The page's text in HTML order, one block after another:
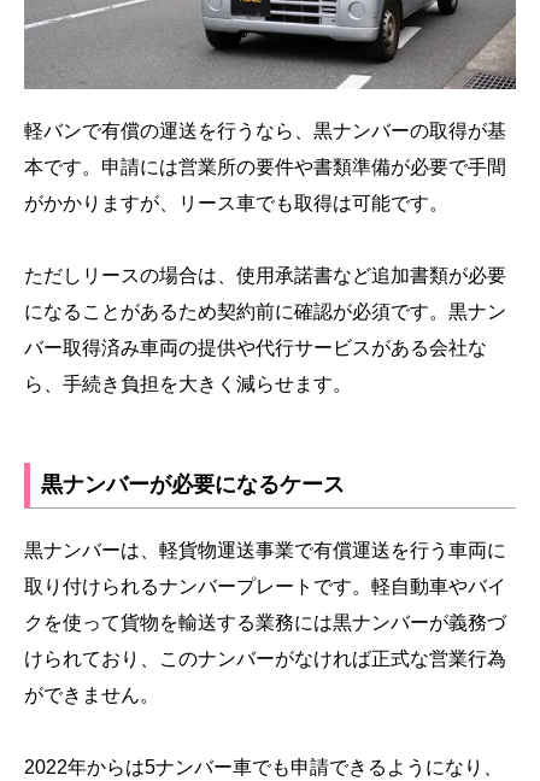
軽バンで有償の運送を行うなら、黒ナンバーの取得が基
本です。申請には営業所の要件や書類準備が必要で手間
がかかりますが、リース車でも取得は可能です。
ただしリースの場合は、使用承諾書など追加書類が必要
になることがあるため契約前に確認が必須です。黒ナン
バー取得済み車両の提供や代行サービスがある会社な
ら、手続き負担を大きく減らせます。
黒ナンバーが必要になるケース
黒ナンバーは、軽貨物運送事業で有償運送を行う車両に
取り付けられるナンバープレートです。軽自動車やバイ
クを使って貨物を輸送する業務には黒ナンバーが義務づ
けられており、このナンバーがなければ正式な営業行為
ができません。
2022年からは5ナンバー車でも申請できるようになり、